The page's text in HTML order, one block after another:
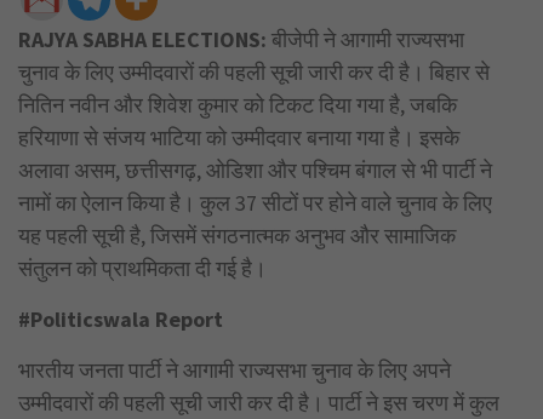
RAJYA SABHA ELECTIONS: बीजेपी ने आगामी राज्यसभा
चुनाव के लिए उम्मीदवारों की पहली सूची जारी कर दी है। बिहार से
नितिन नवीन और शिवेश कुमार को टिकट दिया गया है, जबकि
हरियाणा से संजय भाटिया को उम्मीदवार बनाया गया है। इसके
अलावा असम, छत्तीसगढ़, ओडिशा और पश्चिम बंगाल से भी पार्टी ने
नामों का ऐलान किया है। कुल 37 सीटों पर होने वाले चुनाव के लिए
यह पहली सूची है, जिसमें संगठनात्मक अनुभव और सामाजिक
संतुलन को प्राथमिकता दी गई है।
#Politicswala Report
भारतीय जनता पार्टी ने आगामी राज्यसभा चुनाव के लिए अपने
उम्मीदवारों की पहली सूची जारी कर दी है। पार्टी ने इस चरण में कुल